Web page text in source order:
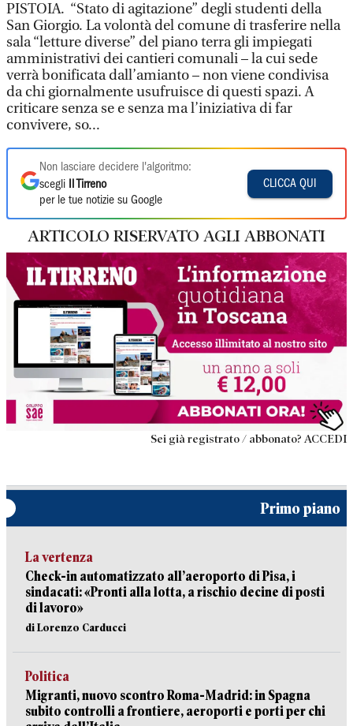
PISTOIA. “Stato di agitazione” degli studenti della
San Giorgio. La volontà del comune di trasferire nella
sala “letture diverse” del piano terra gli impiegati
amministrativi dei cantieri comunali – la cui sede
verrà bonificata dall’amianto – non viene condivisa
da chi giornalmente usufruisce di questi spazi. A
criticare senza se e senza ma l’iniziativa di far
convivere, so...
Non lasciare decidere l'algoritmo:
scegli
Il Tirreno
per le tue notizie su Google
CLICCA QUI
ARTICOLO RISERVATO AGLI ABBONATI
Sei già registrato / abbonato? ACCEDI
Primo piano
La vertenza
Check-in automatizzato all’aeroporto di Pisa, i
sindacati: «Pronti alla lotta, a rischio decine di posti
di lavoro»
di Lorenzo Carducci
Politica
Migranti, nuovo scontro Roma-Madrid: in Spagna
subito controlli a frontiere, aeroporti e porti per chi